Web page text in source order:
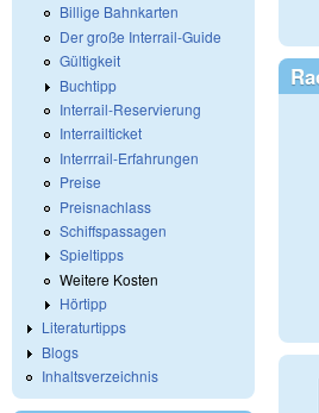
Billige Bahnkarten
Der große Interrail-Guide
Gültigkeit
Buchtipp
Interrail-Reservierung
Interrailticket
Interrrail-Erfahrungen
Preise
Preisnachlass
Schiffspassagen
Spieltipps
Weitere Kosten
Hörtipp
Literaturtipps
Blogs
Inhaltsverzeichnis